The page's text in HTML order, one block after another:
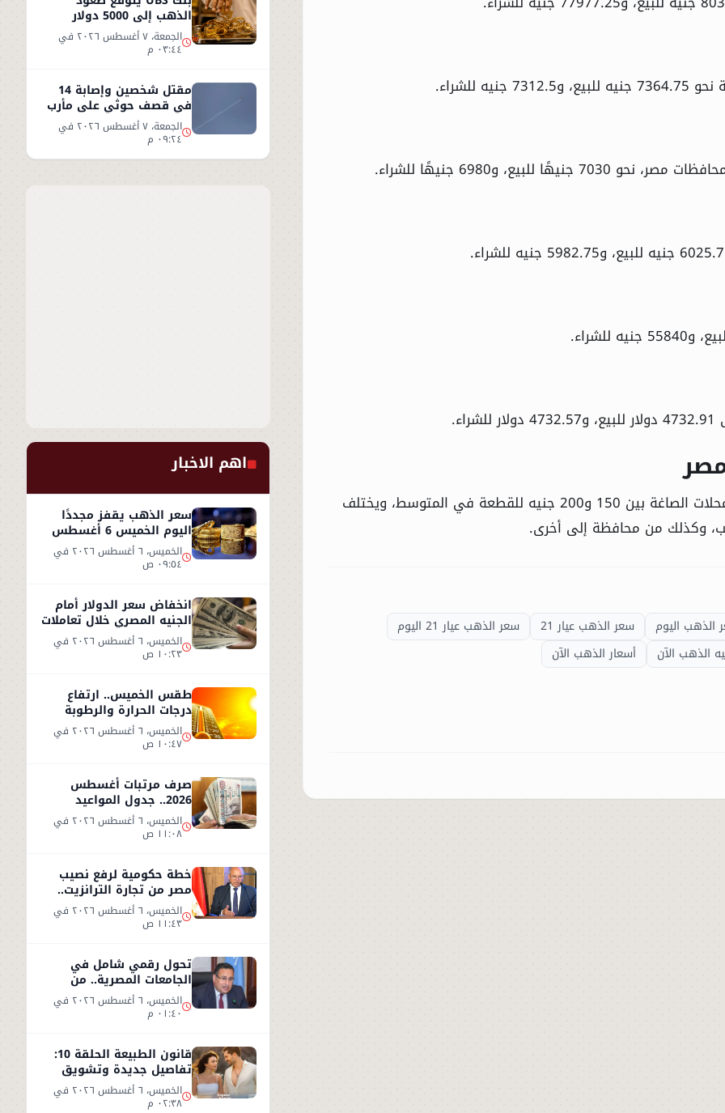
يتراوح متوسط سعر مصنعية الذهب والدمغة في محلات الصاغة بين 150 و200 جنيه للقطعة في المتوسط، ويختلف
وكذلك من محافظة إلى أخرى.
الذهب اليوم سعر الذهب عيار 21
سعر الذهب عيار 21 اليوم
الذهب الآن أسعار الذهب الآن
الذهب إلى 5000 دولار
للأوقية - التفاصيل الجمعة، ٧ أغسطس ٢٠٢٦ في
٠٣:٤٤ م
مقتل شخصين وإصابة 14
في قصف حوثي على مأرب
الجمعة، ٧ أغسطس ٢٠٢٦ في
٠٩:٢٤ م
اهم الاخبار
سعر الذهب يقفز مجددًا
اليوم الخميس 6 أغسطس
2026.. وعيار 21 يسجل هذا
المستوى الخميس، ٦ أغسطس ٢٠٢٦ في
٠٩:٥٤ ص
انخفاض سعر الدولار أمام
الجنيه المصري خلال تعاملات
الخميس 6 أغسطس 2026 الخميس، ٦ أغسطس ٢٠٢٦ في
١٠:٢٣ ص
طقس الخميس.. ارتفاع
درجات الحرارة والرطوبة
يزيدان الإحساس بالحر الخميس، ٦ أغسطس ٢٠٢٦ في
١٠:٤٧ ص
صرف مرتبات أغسطس
2026.. جدول المواعيد
وأحدث تفاصيل الحد الأدنى
للأجور الخميس، ٦ أغسطس ٢٠٢٦ في
١١:٠٨ ص
خطة حكومية لرفع نصيب
مصر من تجارة الترانزيت..
تصريحات وزير النقل من
العين السخنة الخميس، ٦ أغسطس ٢٠٢٦ في
١١:٤٣ ص
تحول رقمي شامل في
الجامعات المصرية.. من
البنية التكنولوجية إلى
التعليم الذكي الخميس، ٦ أغسطس ٢٠٢٦ في
٠١:٤٠ م
قانون الطبيعة الحلقة 10:
تفاصيل جديدة وتشويق
بعد نهاية مشوقة للحلقة 9
الخميس، ٦ أغسطس ٢٠٢٦ في
٠٢:٣٨ م